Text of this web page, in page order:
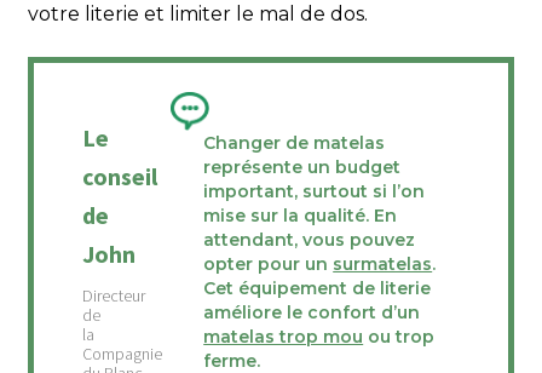
votre literie et limiter le mal de dos.
Le
conseil
de
John
Changer de matelas
représente un budget
important, surtout si l’on
mise sur la qualité. En
attendant, vous pouvez
opter pour un surmatelas.
Cet équipement de literie
améliore le confort d’un
matelas trop mou ou trop
ferme.